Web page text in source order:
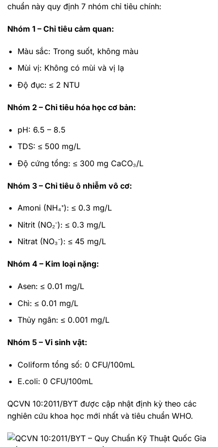
chuẩn này quy định 7 nhóm chỉ tiêu chính:
Nhóm 1 – Chỉ tiêu cảm quan:
Màu sắc: Trong suốt, không màu
Mùi vị: Không có mùi và vị lạ
Độ đục: ≤ 2 NTU
Nhóm 2 – Chỉ tiêu hóa học cơ bản:
pH: 6.5 – 8.5
TDS: ≤ 500 mg/L
Độ cứng tổng: ≤ 300 mg CaCO₃/L
Nhóm 3 – Chỉ tiêu ô nhiễm vô cơ:
Amoni (NH₄⁺): ≤ 0.3 mg/L
Nitrit (NO₂⁻): ≤ 0.3 mg/L
Nitrat (NO₃⁻): ≤ 45 mg/L
Nhóm 4 – Kim loại nặng:
Asen: ≤ 0.01 mg/L
Chì: ≤ 0.01 mg/L
Thủy ngân: ≤ 0.001 mg/L
Nhóm 5 – Vi sinh vật:
Coliform tổng số: 0 CFU/100mL
E.coli: 0 CFU/100mL
QCVN 10:2011/BYT được cập nhật định kỳ theo các
nghiên cứu khoa học mới nhất và tiêu chuẩn WHO.